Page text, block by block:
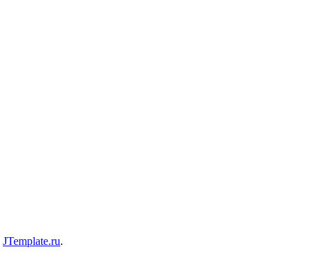
JTemplate.ru.